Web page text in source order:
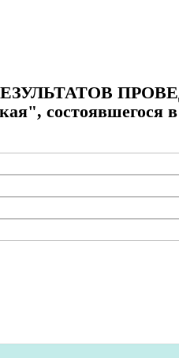
состоявшегося в